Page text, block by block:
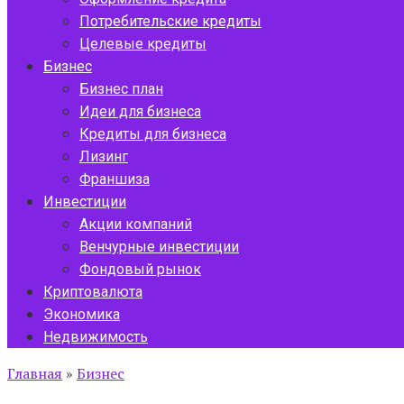
Потребительские кредиты
Целевые кредиты
Бизнес
Бизнес план
Идеи для бизнеса
Кредиты для бизнеса
Лизинг
Франшиза
Инвестиции
Акции компаний
Венчурные инвестиции
Фондовый рынок
Криптовалюта
Экономика
Недвижимость
Главная » Бизнес